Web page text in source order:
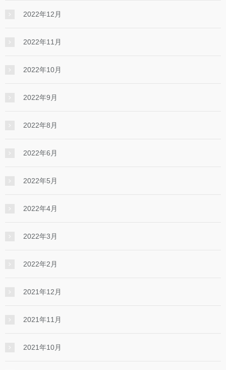
2022年12月
2022年11月
2022年10月
2022年9月
2022年8月
2022年6月
2022年5月
2022年4月
2022年3月
2022年2月
2021年12月
2021年11月
2021年10月